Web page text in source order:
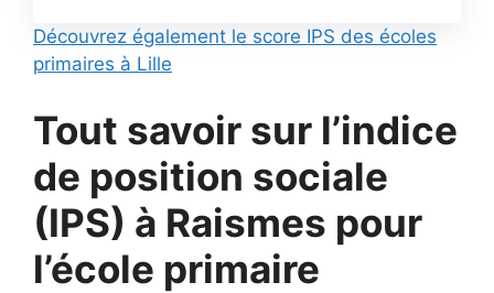
Découvrez également le score IPS des écoles
primaires à Lille
Tout savoir sur l’indice
de position sociale
(IPS) à Raismes pour
l’école primaire